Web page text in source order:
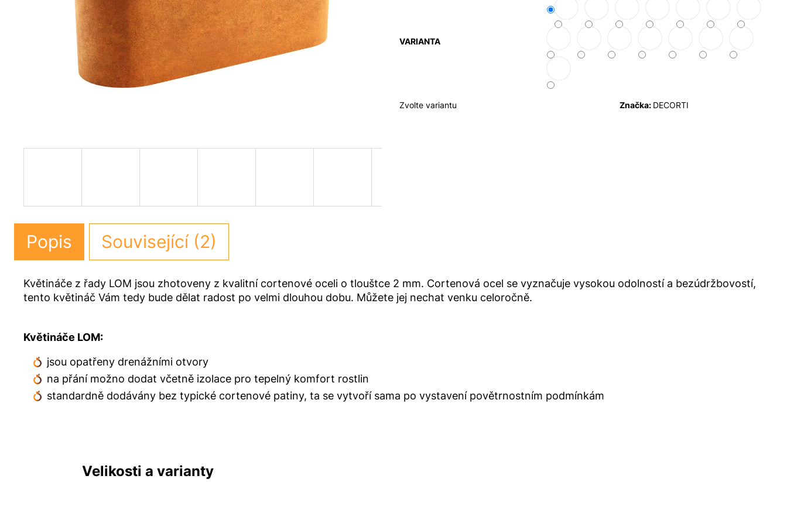
VARIANTA
Zvolte variantu Značka: DECORTI
Popis Související (2)
Květináče z řady LOM jsou zhotoveny z kvalitní cortenové oceli o tlouštce 2 mm. Cortenová ocel se vyznačuje vysokou odolností a bezúdržbovostí,
tento květináč Vám tedy bude dělat radost po velmi dlouhou dobu. Můžete jej nechat venku celoročně.
Květináče LOM:
jsou opatřeny drenážními otvory
na přání možno dodat včetně izolace pro tepelný komfort rostlin
standardně dodávány bez typické cortenové patiny, ta se vytvoří sama po vystavení povětrnostním podmínkám
Velikosti a varianty